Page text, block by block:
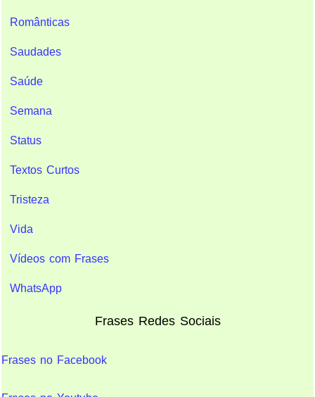
Românticas
Saudades
Saúde
Semana
Status
Textos Curtos
Tristeza
Vida
Vídeos com Frases
WhatsApp
Frases Redes Sociais
Frases no Facebook